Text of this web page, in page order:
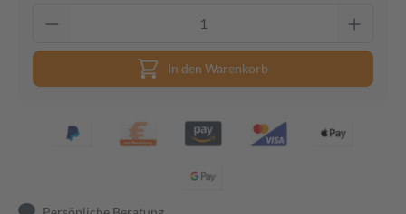
In den Warenkorb